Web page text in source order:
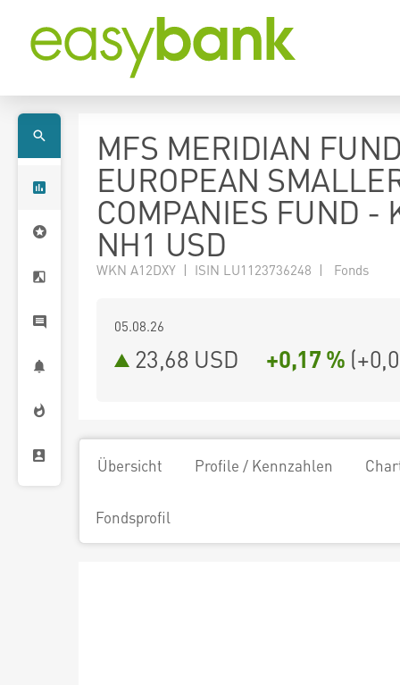
MFS MERIDIAN
EUROPEAN
COMPANIES FUND -
NH1 USD
WKN A12DXY | ISIN LU1123736248 | Fonds
05.08.26
23,68 USD +0,17 % (
Übersicht Profile / Kennzahlen
Fondsprofil